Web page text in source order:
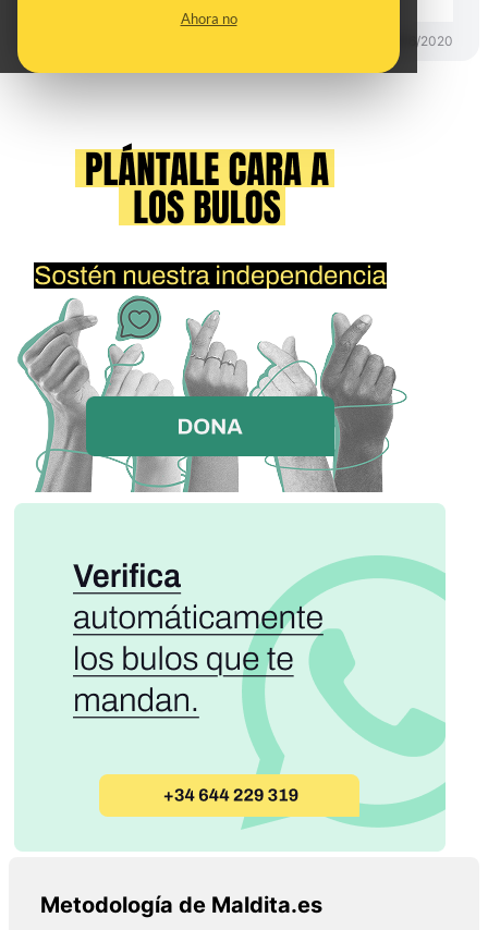
Ahora no
26/06/2020
Metodología de Maldita.es